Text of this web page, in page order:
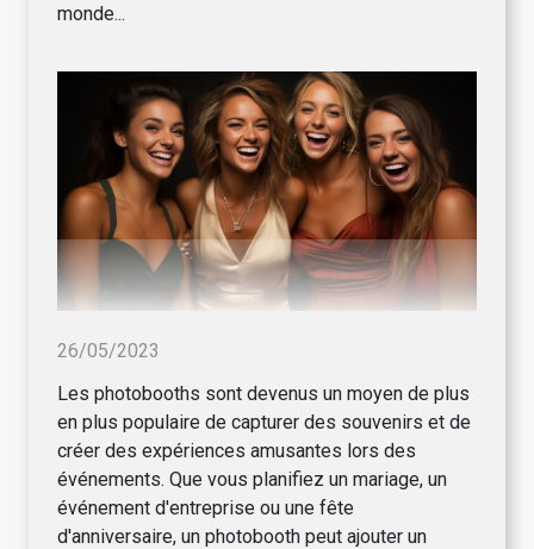
monde...
26/05/2023
Les photobooths sont devenus un moyen de plus
en plus populaire de capturer des souvenirs et de
créer des expériences amusantes lors des
événements. Que vous planifiez un mariage, un
événement d'entreprise ou une fête
d'anniversaire, un photobooth peut ajouter un